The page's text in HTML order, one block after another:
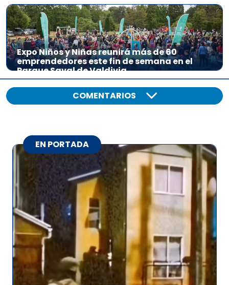
Expo Niños y Niñas reunirá más de 60
emprendedores este fin de semana en el
Parque Saval de Valdivia
COMENTARIOS
EN PORTADA